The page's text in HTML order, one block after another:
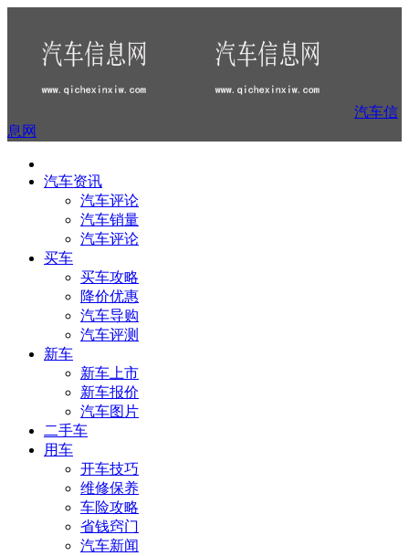
汽车信
息网
汽车资讯
汽车评论
汽车销量
汽车评论
买车
买车攻略
降价优惠
汽车导购
汽车评测
新车
新车上市
新车报价
汽车图片
二手车
用车
开车技巧
维修保养
车险攻略
省钱窍门
汽车新闻